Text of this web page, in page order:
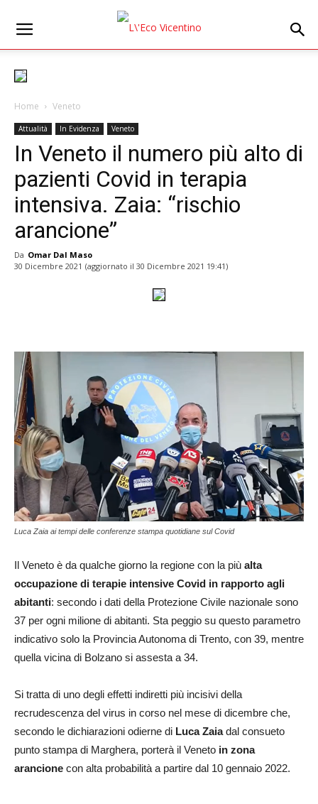
Home Veneto
Attualità In Evidenza Veneto
In Veneto il numero più alto di
pazienti Covid in terapia
intensiva. Zaia: “rischio
arancione”
Da Omar Dal Maso
30 Dicembre 2021 (aggiornato il 30 Dicembre 2021 19:41)
Luca Zaia ai tempi delle conferenze stampa quotidiane sul Covid
Il Veneto è da qualche giorno la regione con la più alta
occupazione di terapie intensive Covid in rapporto agli
abitanti: secondo i dati della Protezione Civile nazionale sono
37 per ogni milione di abitanti. Sta peggio su questo parametro
indicativo solo la Provincia Autonoma di Trento, con 39, mentre
quella vicina di Bolzano si assesta a 34.
Si tratta di uno degli effetti indiretti più incisivi della
recrudescenza del virus in corso nel mese di dicembre che,
secondo le dichiarazioni odierne di Luca Zaiadal consueto
punto stampa di Marghera, porterà il Veneto in zona
arancione con alta probabilità a partire dal 10 gennaio 2022.